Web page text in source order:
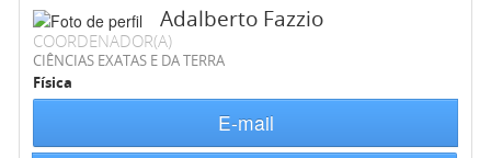
Adalberto Fazzio
COORDENADOR(A)
CIÊNCIAS EXATAS E DA TERRA
Física
E-mail